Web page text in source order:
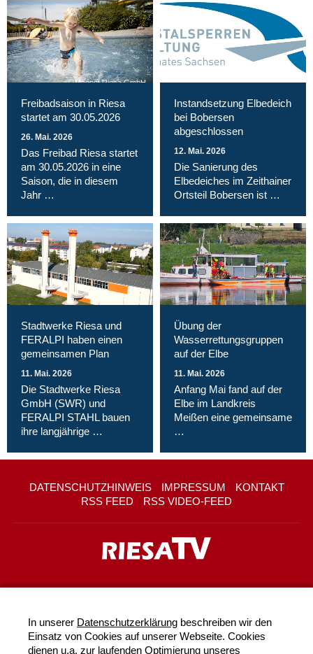
Magnet Riesa GmbH
Freibadsaison in Riesa
startet am 30.05.2026
26. Mai. 2026
Das Freibad Riesa startet
am 30.05.2026 in eine
Saison, die in diesem
Jahr …
Instandsetzung Elbedeich
bei Bobersen
abgeschlossen
12. Mai. 2026
Die Sanierung des
Elbedeiches im Zeithainer
Ortsteil Bobersen ist …
Stadtwerke Riesa und
FERALPI haben einen
gemeinsamen Plan
11. Mai. 2026
Die Stadtwerke Riesa
GmbH (SWR) und
FERALPI STAHL bauen
ihre langjährige …
Übung der
Wasserrettungsgruppen
auf der Elbe
11. Mai. 2026
Anfang Mai fand auf der
Elbe im Landkreis
Meißen eine gemeinsame
…
DATENSCHUTZHINWEIS IMPRESSUM
KONTAKT
RSS FEED
RSS VIDEO-FEED
In unserer Datenschutzerklärung beschreiben wir den
Einsatz von Cookies auf unserer Webseite. Cookies
dienen u.a. zur laufenden Optimierung unseres